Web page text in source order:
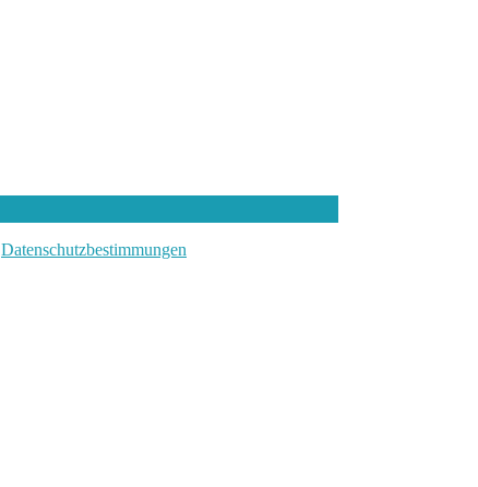
Datenschutzbestimmungen